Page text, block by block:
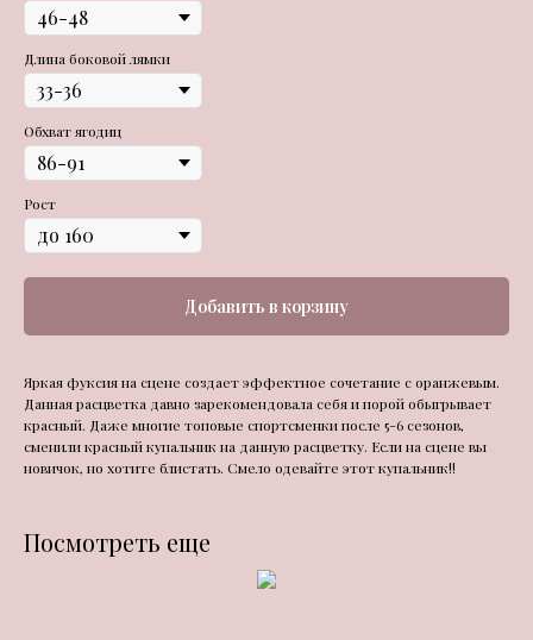
Длина боковой лямки
Обхват ягодиц
Рост
Добавить в корзину
Яркая фуксия на сцене создает эффектное сочетание с оранжевым.
Данная расцветка давно зарекомендовала себя и порой обыгрывает
красный. Даже многие топовые спортсменки после 5-6 сезонов,
сменили красный купальник на данную расцветку. Если на сцене вы
новичок, но хотите блистать. Смело одевайте этот купальник!!
Посмотреть еще